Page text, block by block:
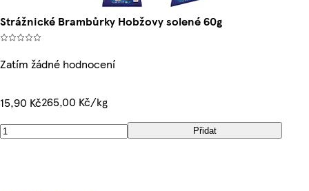
Strážnické Brambůrky Hobžovy solené 60g
Zatím žádné hodnocení
15,90 Kč265,00 Kč/kg
Přidat